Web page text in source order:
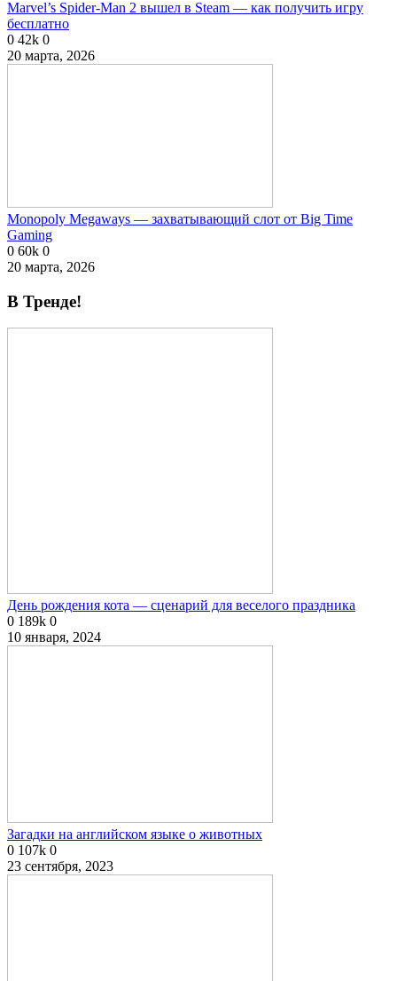
Marvel’s Spider-Man 2 вышел в Steam — как получить игру
бесплатно
0 42k 0
20 марта, 2026
Monopoly Megaways — захватывающий слот от Big Time
Gaming
0 60k 0
20 марта, 2026
В Тренде!
День рождения кота — сценарий для веселого праздника
0 189k 0
10 января, 2024
Загадки на английском языке о животных
0 107k 0
23 сентября, 2023